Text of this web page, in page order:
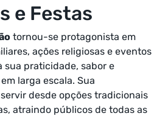
e Festas
tornou-se protagonista em
ações religiosas e eventos
sua praticidade, sabor e
larga escala. Sua
desde opções tradicionais
atraindo públicos de todas as